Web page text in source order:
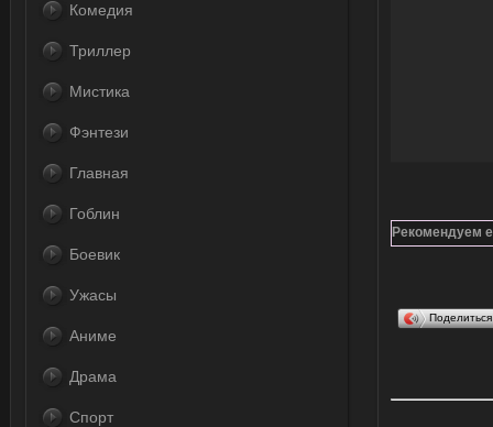
Рекомендуем
Комедия
Триллер
Мистика
Фэнтези
Главная
Гоблин
Боевик
Ужасы
Аниме
Драма
Спорт